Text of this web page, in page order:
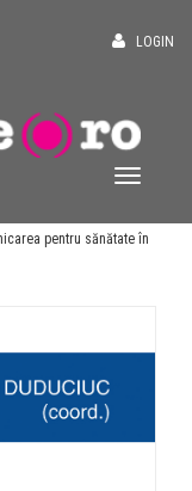
LOGIN
pentru sănătate în